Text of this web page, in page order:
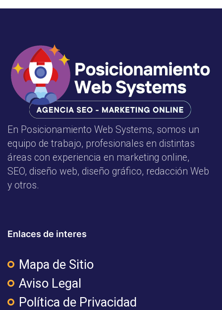
En Posicionamiento Web Systems, somos un
equipo de trabajo, profesionales en distintas
áreas con experiencia en marketing online,
SEO, diseño web, diseño gráfico, redacción Web
y otros.
Enlaces de interes
Mapa de Sitio
Aviso Legal
Política de Privacidad